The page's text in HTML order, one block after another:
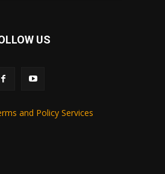
US
and Policy Services